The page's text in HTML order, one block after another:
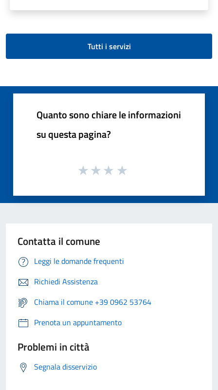
Tutti i servizi
Quanto sono chiare le informazioni
su questa pagina?
Contatta il comune
Leggi le domande frequenti
Richiedi Assistenza
Chiama il comune +39 0962 53764
Prenota un appuntamento
Problemi in città
Segnala disservizio